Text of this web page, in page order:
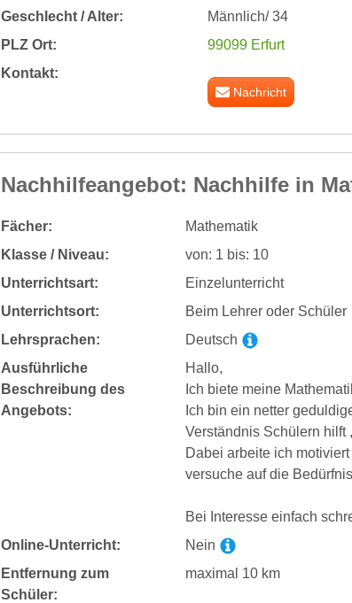
Geschlecht / Alter:
Männlich/ 34
PLZ Ort:
99099 Erfurt
Kontakt:
Nachricht
Nachhilfeangebot: Nachhilfe in
Fächer:
Mathematik
Klasse / Niveau:
von: 1 bis: 10
Unterrichtsart:
Einzelunterricht
Unterrichtsort:
Beim Lehrer oder Schüler
Lehrsprachen:
Deutsch
Ausführliche
Beschreibung des
Angebots:
Hallo,
Ich biete meine
Ich bin ein netter
Verständnis Schülern hilft
Dabei arbeite ich
versuche auf die
Bei Interesse einfach
Online-Unterricht:
Nein
Entfernung zum
Schüler:
maximal 10 km